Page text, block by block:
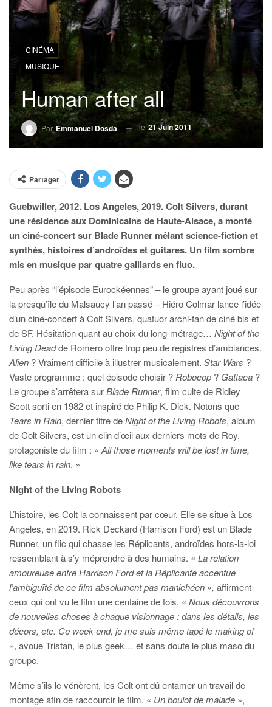
CINÉMA
MUSIQUE
Human after all
Par Emmanuel Dosda le 21 Juin 2011
Partager
Guebwiller, 2012. Los Angeles, 2019. Colt Silvers, durant
une résidence aux Dominicains de Haute-Alsace, a monté
un ciné-concert sur Blade Runner mêlant science-fiction et
synthés, histoires d’androïdes et guitares. Un film sombre
mis en musique par quatre gaillards en fluo.
Peu après “l’épisode Eurockéennes” – le groupe ayant joué sur
la presqu’île du Malsaucy l’an passé – Hiéro Colmar lance l’idée
d’un ciné-concert à Colt Silvers, quatuor archi-fan de ciné bis et
de SF. Hésitation quant au choix du long-métrage… Night of the
Living Deadde Romero offre trop peu de registres d’ambiances.
Alien ? Vraiment difficile à illustrer musicalement. Star Wars ?
Vaste programme : quel épisode choisir ? Robocop ? Gattaca ?
Le groupe s’arrêtera surBlade Runner, film culte de Ridley
Scott sorti en 1982 et inspiré de Philip K. Dick. Notons que
Tears in Rain, dernier titre deNight of the Living Robots, album
de Colt Silvers, est un clin d’œil aux derniers mots de Roy,
protagoniste du film : « All those moments will be lost in time,
like tears in rain. »
Night of the Living Robots
L’histoire, les Colt la connaissent par cœur. Elle se situe à Los
Angeles, en 2019. Rick Deckard (Harrison Ford) est un Blade
Runner, un flic qui chasse les Réplicants, androïdes hors-la-loi
ressemblant à s’y méprendre à des humains. « La relation
amoureuse entreHarrison Ford et la Réplicante accentue
l’ambiguïté de ce film absolument pas manichéen », affirment
ceux qui ont vu le film une centaine de fois. « Nous découvrons
de nouvelles choses à chaque visionnage : dans les détails, les
décors, etc. Ce week-end, je me suis même tapé le making of
», avoue Tristan, le plus geek… et sans doute le plus maso du
groupe.
Même s’ils le vénèrent, les Colt ont dû entamer un travail de
montage afin de raccourcir le film. « Un boulot de malade »,